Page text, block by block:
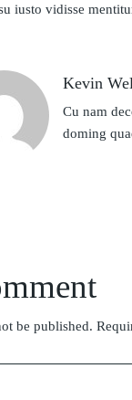
iusto vidisse
Kevin
Cu nam
doming
be published.